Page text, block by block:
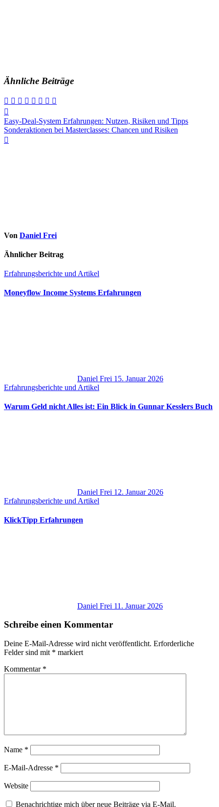
Ähnliche Beiträge
Beitragsnavigation
Easy-Deal-System Erfahrungen: Nutzen, Risiken und Tipps
Sonderaktionen bei Masterclasses: Chancen und Risiken
Von Daniel Frei
Ähnlicher Beitrag
Erfahrungsberichte und Artikel
Moneyflow Income Systems Erfahrungen
Daniel Frei 15. Januar 2026
Erfahrungsberichte und Artikel
Warum Geld nicht Alles ist: Ein Blick in Gunnar Kesslers Buch
Daniel Frei 12. Januar 2026
Erfahrungsberichte und Artikel
KlickTipp Erfahrungen
Daniel Frei 11. Januar 2026
Schreibe einen Kommentar
Deine E-Mail-Adresse wird nicht veröffentlicht. Erforderliche
Felder sind mit * markiert
Kommentar *
Name *
E-Mail-Adresse *
Website
Benachrichtige mich über neue Beiträge via E-Mail.